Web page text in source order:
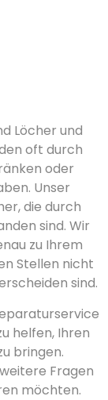
Löcher und
oft durch
oder
Unser
die durch
sind. Wir
zu Ihrem
Stellen nicht
sind.
helfen, Ihren
bringen.
Fragen
möchten.